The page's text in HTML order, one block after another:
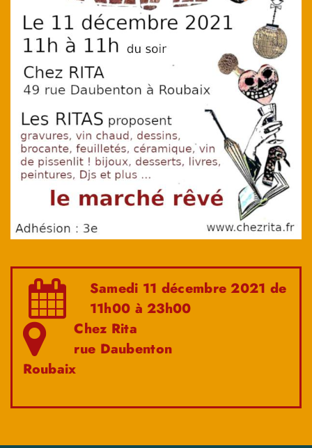
Samedi 11 décembre 2021 de
11h00 à 23h00
Chez Rita
rue Daubenton
Roubaix